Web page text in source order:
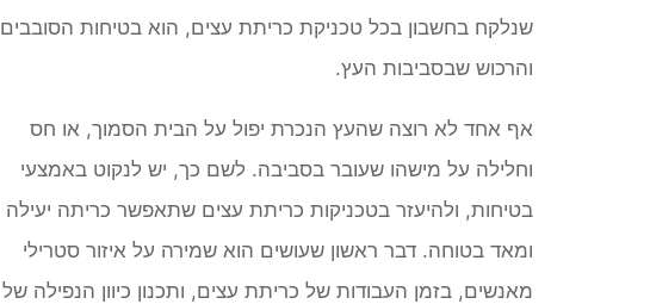
שנלקח בחשבון בכל טכניקת כריתת עצים, הוא בטיחות הסובבים
והרכוש שבסביבות העץ.
אף אחד לא רוצה שהעץ הנכרת יפול על הבית הסמוך, או חס
וחלילה על מישהו שעובר בסביבה. לשם כך, יש לנקוט באמצעי
בטיחות, ולהיעזר בטכניקות כריתת עצים שתאפשר כריתה יעילה
ומאד בטוחה. דבר ראשון שעושים הוא שמירה על איזור סטרילי
מאנשים, בזמן העבודות של כריתת עצים, ותכנון כיוון הנפילה של